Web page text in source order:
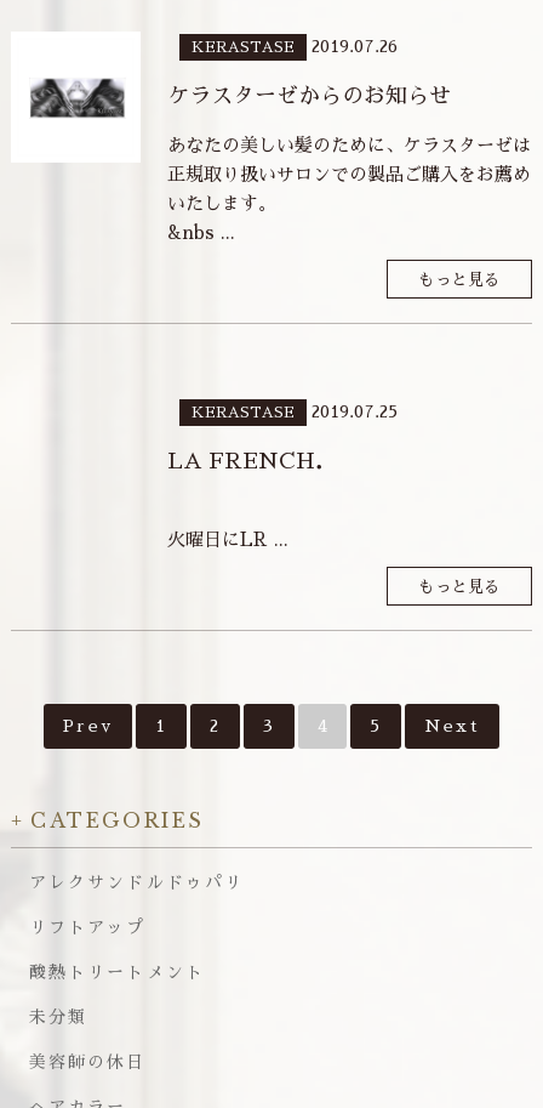
KERASTASE 2019.07.26
ケラスターゼからのお知らせ
あなたの美しい髪のために、ケラスターゼは
正規取り扱いサロンでの製品ご購入をお薦め
いたします。
&nbs ...
もっと見る
KERASTASE 2019.07.25
LA FRENCH．
火曜日にLR ...
もっと見る
Prev 1 2 3 4 5 Next
CATEGORIES
アレクサンドルドゥパリ
リフトアップ
酸熱トリートメント
未分類
美容師の休日